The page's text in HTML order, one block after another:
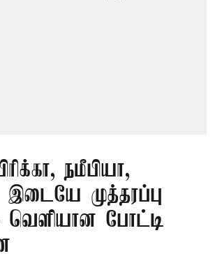
நமீபியா,
இடையே முத்தரப்பு
- வெளியான போட்டி